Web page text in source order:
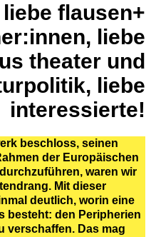
liebe flausen+
liebe
theater und
liebe
interessierte!
beschloss, seinen
der Europäischen
waren wir
Mit dieser
deutlich, worin eine
besteht: den Peripherien
verschaffen. Das mag